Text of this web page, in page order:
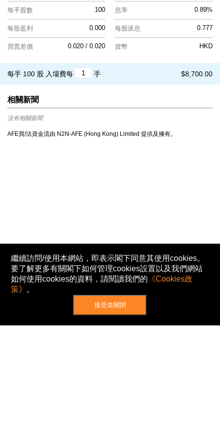
100
每手股數 0.89%
息率
0.000
每股盈利 0.777
每股派息
0.020 / 0.020
買賣差價 HKD
貨幣
$8,700.00
每手 100 股 入場費每 手
相關新聞
沒有相關新聞
AFE買/沽資金流由 N2N-AFE (Hong Kong) Limited 提供及擁有。
繼續訪問/使用本網站，即表示閣下同意其使用cookies。
要了解更多有關閣下如何管理cookies設置以及我們網站
如何使用cookies的資料，請閱讀我們的 《Cookies政
策》 。
接受並關閉